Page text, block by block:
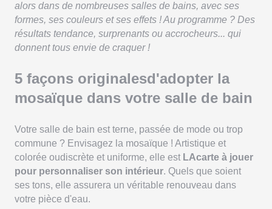
alors dans de nombreuses salles de bains, avec ses
formes, ses couleurs et ses effets ! Au programme ? Des
résultats tendance, surprenants ou accrocheurs... qui
donnent tous envie de craquer !
5 façons originalesd'adopter la
mosaïque dans votre salle de bain
Votre salle de bain est terne, passée de mode ou trop
commune ? Envisagez la mosaïque ! Artistique et
colorée oudiscrète et uniforme, elle est LAcarte à jouer
pour personnaliser son intérieur. Quels que soient
ses tons, elle assurera un véritable renouveau dans
votre pièce d'eau.